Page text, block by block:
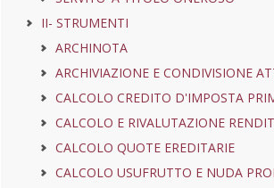
II- STRUMENTI
ARCHINOTA
ARCHIVIAZIONE E CONDIVISIONE
CALCOLO CREDITO D'IMPOSTA
CALCOLO E RIVALUTAZIONE
CALCOLO QUOTE EREDITARIE
CALCOLO USUFRUTTO E NUDA